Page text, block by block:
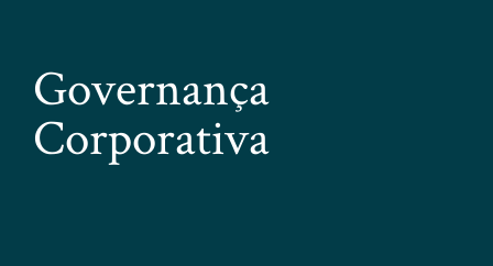
Governança
Corporativa